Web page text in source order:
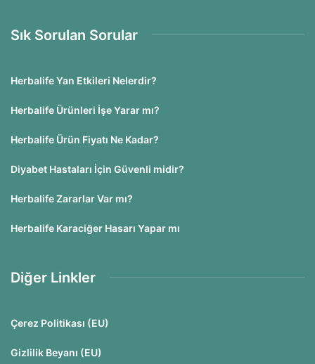
Sık Sorulan Sorular
Herbalife Yan Etkileri Nelerdir?
Herbalife Ürünleri İşe Yarar mı?
Herbalife Ürün Fiyatı Ne Kadar?
Diyabet Hastaları İçin Güvenli midir?
Herbalife Zararlar Var mı?
Herbalife Karaciğer Hasarı Yapar mı
Diğer Linkler
Çerez Politikası (EU)
Gizlilik Beyanı (EU)